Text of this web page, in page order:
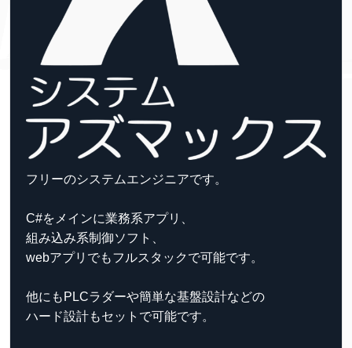
フリーのシステムエンジニアです。
C#をメインに業務系アプリ、
組み込み系制御ソフト、
webアプリでもフルスタックで可能です。
他にもPLCラダーや簡単な基盤設計などの
ハード設計もセットで可能です。